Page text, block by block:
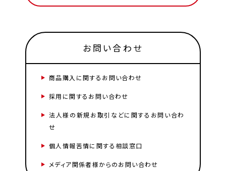
お問い合わせ
商品購入に関するお問い合わせ
採用に関するお問い合わせ
法人様の新規お取引などに関するお問い合わ
せ
個人情報苦情に関する相談窓口
メディア関係者様からのお問い合わせ